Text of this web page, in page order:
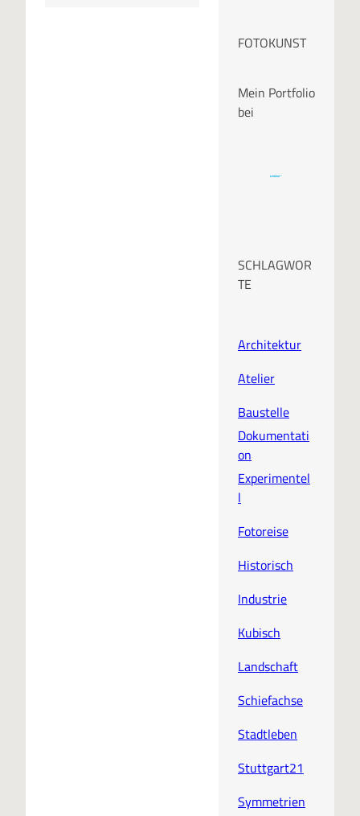
FOTOKUNST
Mein Portfolio
bei
SCHLAGWOR
TE
Architektur
Atelier
Baustelle
Dokumentati
on
Experimentel
l
Fotoreise
Historisch
Industrie
Kubisch
Landschaft
Schiefachse
Stadtleben
Stuttgart21
Symmetrien